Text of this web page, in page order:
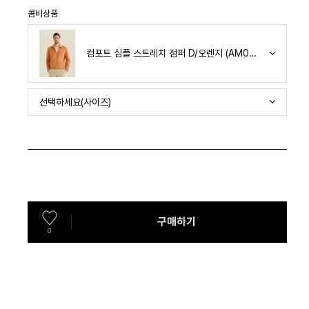
콤비상품
컴포트 심플 스트레치 점퍼 D/오렌지 (AM0GOJN25167)
선택하세요(사이즈)
0
구매하기